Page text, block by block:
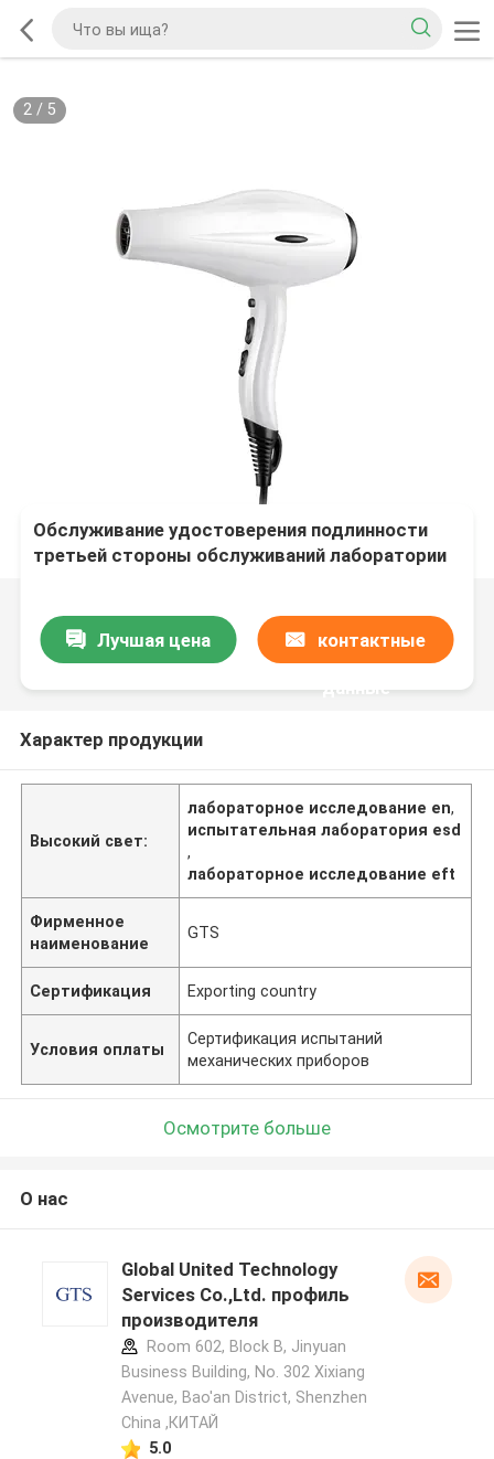
2/ 5
Обслуживание удостоверения подлинности
третьей стороны обслуживаний лаборатории
Лучшая цена контактные
данные
Характер продукции
Высокий свет:
лабораторное исследование en,
испытательная лаборатория esd
,
лабораторное исследование eft
Фирменное
наименование
GTS
Сертификация Exporting country
Условия оплаты
Сертификация испытаний
механических приборов
Осмотрите больше
О нас
Global United Technology
Services Co.,Ltd. профиль
производителя
Room 602, Block B, Jinyuan
Business Building, No. 302 Xixiang
Avenue, Bao'an District, Shenzhen
China ,КИТАЙ
5.0